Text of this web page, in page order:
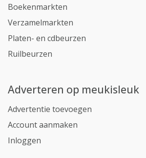
Boekenmarkten
Verzamelmarkten
Platen- en cdbeurzen
Ruilbeurzen
Adverteren op meukisleuk
Advertentie toevoegen
Account aanmaken
Inloggen